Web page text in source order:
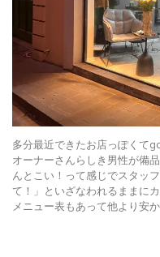
多分最近できたお店っぽくて
オーナーさんらしき男性が備
んとこい！って感じでスタッ
て！」といざなわれるままに
メニュー表もあって他より安